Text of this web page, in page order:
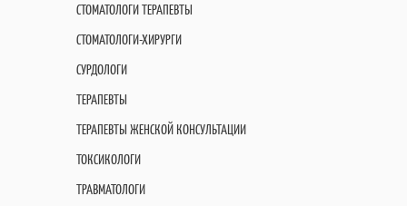
СТОМАТОЛОГИ ТЕРАПЕВТЫ
СТОМАТОЛОГИ-ХИРУРГИ
СУРДОЛОГИ
ТЕРАПЕВТЫ
ТЕРАПЕВТЫ ЖЕНСКОЙ КОНСУЛЬТАЦИИ
ТОКСИКОЛОГИ
ТРАВМАТОЛОГИ